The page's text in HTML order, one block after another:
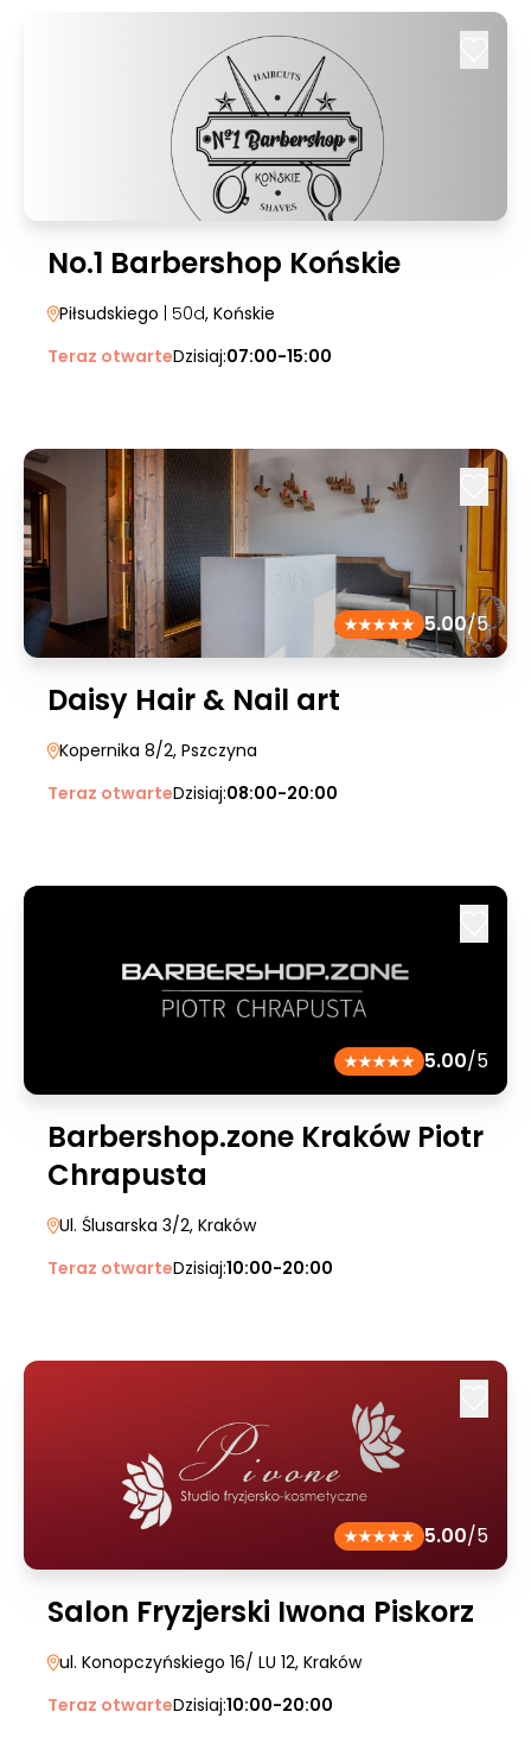
No.1 Barbershop Końskie
Piłsudskiego | 50d, Końskie
Teraz otwarteDzisiaj:07:00-15:00
5.00/5
Daisy Hair & Nail art
Kopernika 8/2, Pszczyna
Teraz otwarteDzisiaj:08:00-20:00
5.00/5
Barbershop.zone Kraków Piotr
Chrapusta
Ul. Ślusarska 3/2, Kraków
Teraz otwarteDzisiaj:10:00-20:00
5.00/5
Salon Fryzjerski Iwona Piskorz
ul. Konopczyńskiego 16/ LU 12, Kraków
Teraz otwarteDzisiaj:10:00-20:00